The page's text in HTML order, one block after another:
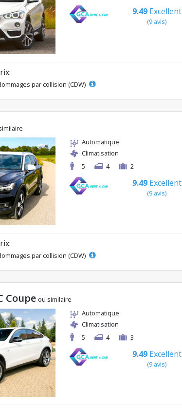
9.49 Excellent
(9 avis)
par collision (CDW)
Automatique
Climatisation
5
4 2
9.49 Excellent
(9 avis)
par collision (CDW)
Coupe ou similaire
Automatique
Climatisation
5
4 3
9.49 Excellent
(9 avis)